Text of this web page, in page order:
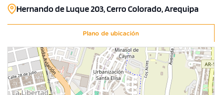
Hernando de Luque 203, Cerro Colorado, Arequipa
Plano de ubicación